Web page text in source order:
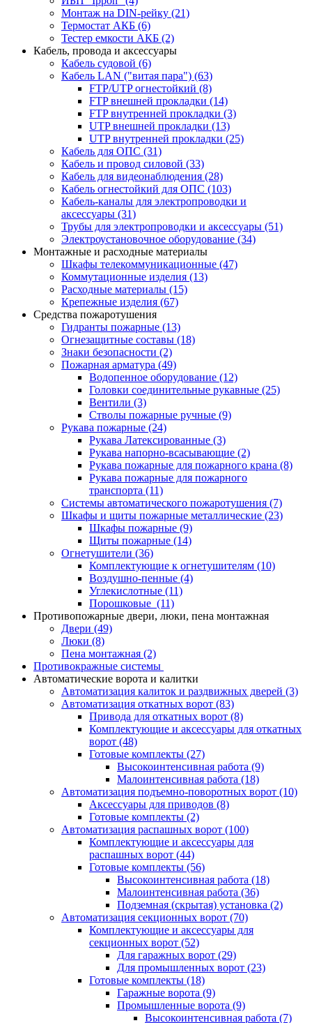
Монтаж на DIN-рейку (21)
Термостат АКБ (6)
Тестер емкости АКБ (2)
Кабель, провода и аксессуары
Кабель судовой (6)
Кабель LAN ("витая пара") (63)
FTP/UTP огнестойкий (8)
FTP внешней прокладки (14)
FTP внутренней прокладки (3)
UTP внешней прокладки (13)
UTP внутренней прокладки (25)
Кабель для ОПС (31)
Кабель и провод силовой (33)
Кабель для видеонаблюдения (28)
Кабель огнестойкий для ОПС (103)
Кабель-каналы для электропроводки и
аксессуары (31)
Трубы для электропроводки и аксессуары (51)
Электроустановочное оборудование (34)
Монтажные и расходные материалы
Шкафы телекоммуникационные (47)
Коммутационные изделия (13)
Расходные материалы (15)
Крепежные изделия (67)
Средства пожаротушения
Гидранты пожарные (13)
Огнезащитные составы (18)
Знаки безопасности (2)
Пожарная арматура (49)
Водопенное оборудование (12)
Головки соединительные рукавные (25)
Вентили (3)
Стволы пожарные ручные (9)
Рукава пожарные (24)
Рукава Латексированные (3)
Рукава напорно-всасывающие (2)
Рукава пожарные для пожарного крана (8)
Рукава пожарные для пожарного
транспорта (11)
Системы автоматического пожаротушения (7)
Шкафы и щиты пожарные металлические (23)
Шкафы пожарные (9)
Щиты пожарные (14)
Огнетушители (36)
Комплектующие к огнетушителям (10)
Воздушно-пенные (4)
Углекислотные (11)
Порошковые (11)
Противопожарные двери, люки, пена монтажная
Двери (49)
Люки (8)
Пена монтажная (2)
Противокражные системы
Автоматические ворота и калитки
Автоматизация калиток и раздвижных дверей (3)
Автоматизация откатных ворот (83)
Привода для откатных ворот (8)
Комплектующие и аксессуары для откатных
ворот (48)
Готовые комплекты (27)
Высокоинтенсивная работа (9)
Малоинтенсивная работа (18)
Автоматизация подъемно-поворотных ворот (10)
Аксессуары для приводов (8)
Готовые комплекты (2)
Автоматизация распашных ворот (100)
Комплектующие и аксессуары для
распашных ворот (44)
Готовые комплекты (56)
Высокоинтенсивная работа (18)
Малоинтенсивная работа (36)
Подземная (скрытая) установка (2)
Автоматизация секционных ворот (70)
Комплектующие и аксессуары для
секционных ворот (52)
Для гаражных ворот (29)
Для промышленных ворот (23)
Готовые комплекты (18)
Гаражные ворота (9)
Промышленные ворота (9)
Высокоинтенсивная работа (7)